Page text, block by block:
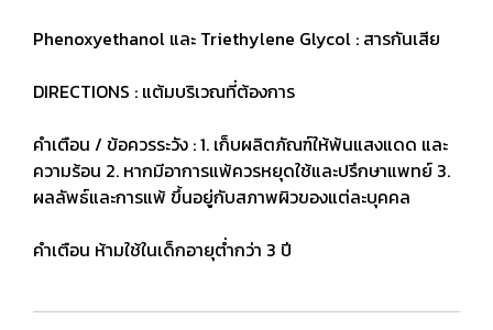
Phenoxyethanol และ Triethylene Glycol : สารกันเสีย
DIRECTIONS : แต้มบริเวณที่ต้องการ
คำเตือน / ข้อควรระวัง : 1. เก็บผลิตภัณฑ์ให้พ้นแสงแดด และ
ความร้อน 2. หากมีอาการแพ้ควรหยุดใช้และปรึกษาแพทย์ 3.
ผลลัพธ์และการแพ้ ขึ้นอยู่กับสภาพผิวของแต่ละบุคคล
คำเตือน ห้ามใช้ในเด็กอายุต่ำกว่า 3 ปี